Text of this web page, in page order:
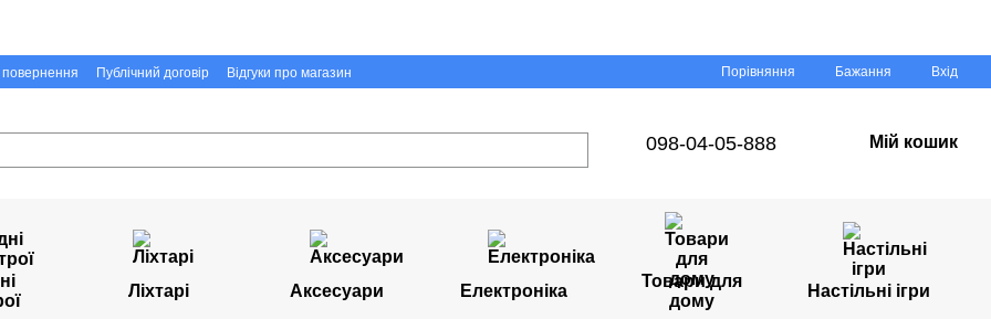
Публічний договір Відгуки про магазин Порівняння Бажання Вхід
098-04-05-888 Мій кошик
Ліхтарі Аксесуари Електроніка
Товари для
дому
Настільні ігри